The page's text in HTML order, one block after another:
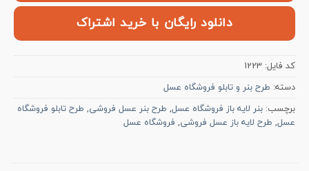
دانلود رایگان با خرید اشتراک
کد فایل: 1223
دسته: طرح بنر و تابلو فروشگاه عسل
برچسب: بنر لایه باز فروشگاه عسل, طرح بنر عسل فروشی, طرح تابلو فروشگاه
عسل, طرح لایه باز عسل فروشی, فروشگاه عسل